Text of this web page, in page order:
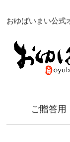
おゆばいまい公式
ご贈答用